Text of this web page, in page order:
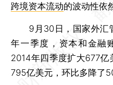
跨境资本流动的波动性依
9月30日，国家外汇
年一季度，资本和金融
2014年四季度扩大677
795亿美元，环比多降了